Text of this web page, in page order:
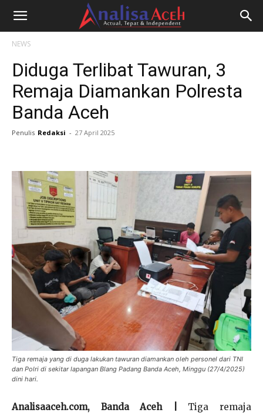
NEWS
Diduga Terlibat Tawuran, 3
Remaja Diamankan Polresta
Banda Aceh
Penulis Redaksi - 27 April 2025
Tiga remaja yang di duga lakukan tawuran diamankan oleh personel dari TNI
dan Polri di sekitar lapangan Blang Padang Banda Aceh, Minggu (27/4/2025)
dini hari.
Analisaaceh.com, Banda Aceh |
Tiga remaja